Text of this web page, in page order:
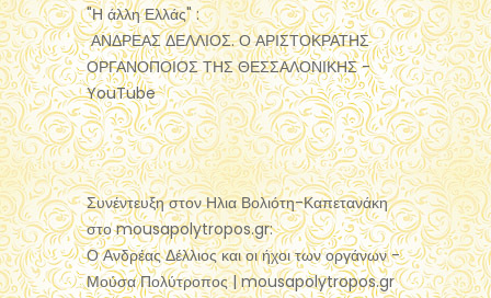
"Η άλλη Ελλάς" :
ΑΝΔΡΕΑΣ ΔΕΛΛΙΟΣ. Ο ΑΡΙΣΤΟΚΡΑΤΗΣ
ΟΡΓΑΝΟΠΟΙΟΣ ΤΗΣ ΘΕΣΣΑΛΟΝΙΚΗΣ -
YouTube
Συνέντευξη στον Ηλια Βολιότη-Καπετανάκη
στο mousapolytropos.gr:
Ο Ανδρέας Δέλλιος και οι ήχοι των οργάνων -
Μούσα Πολύτροπος | mousapolytropos.gr